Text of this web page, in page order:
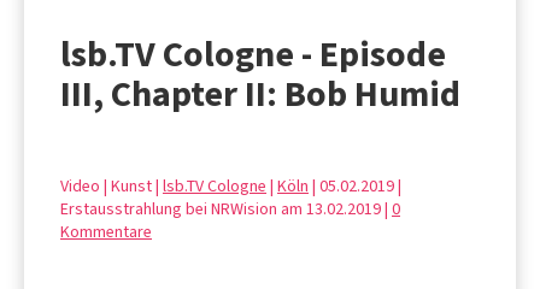
lsb.TV Cologne - Episode
III, Chapter II: Bob Humid
Video | Kunst | lsb.TV Cologne | Köln | 05.02.2019 |
Erstausstrahlung bei NRWision am 13.02.2019 | 0
Kommentare